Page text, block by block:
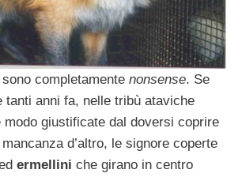
completamente nonsense. Se
tanti anni fa, nelle tribù ataviche
modo giustificate dal doversi coprire
d’altro, le signore coperte
ermellini che girano in centro